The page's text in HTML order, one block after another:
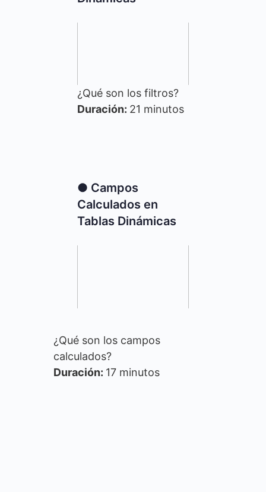
¿Qué son los filtros?
Duración: 21 minutos
● Campos
Calculados en
Tablas Dinámicas
¿Qué son los campos
calculados?
Duración: 17 minutos